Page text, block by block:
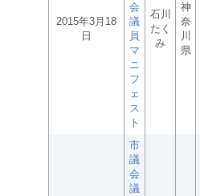
2015年3月18
日
会
議
員
マ
ニ
フ
ェ
ス
ト
石川
たく
み
神
奈
川
県
市
議
会
議